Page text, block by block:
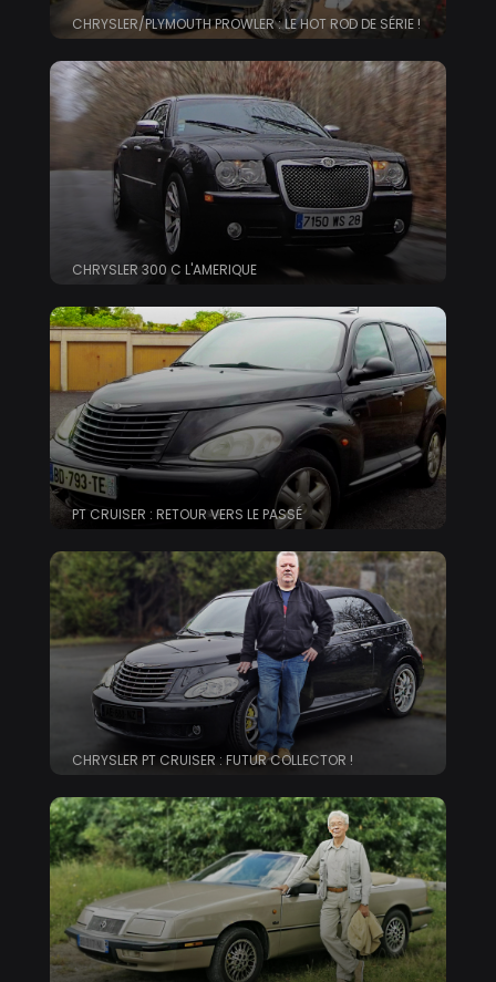
CHRYSLER/PLYMOUTH PROWLER : LE HOT ROD DE SÉRIE !
CHRYSLER 300 C L'AMERIQUE
PT CRUISER : RETOUR VERS LE PASSÉ
CHRYSLER PT CRUISER : FUTUR COLLECTOR !